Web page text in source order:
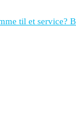
til et service?